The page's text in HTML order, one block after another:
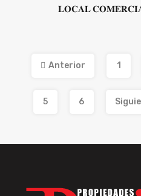
𝐋𝐎𝐂𝐀𝐋
Anterior 1
5 6